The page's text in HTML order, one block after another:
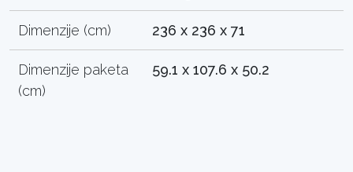
Dimenzije (cm) 236 x 236 x 71
Dimenzije paketa
(cm)
59.1 x 107.6 x 50.2